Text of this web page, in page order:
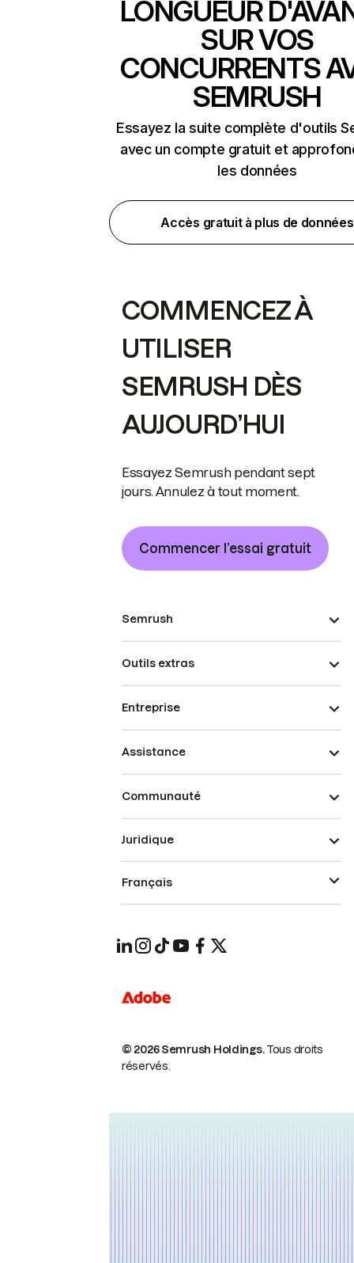
LONGUEUR
SUR VOS
CONCURRENTS
SEMRUSH
Essayez la suite complète d'outils
avec un compte gratuit et
les données
Accès gratuit à plus de données
COMMENCEZ À
UTILISER
SEMRUSH DÈS
AUJOURD’HUI
Essayez Semrush pendant sept
jours. Annulez à tout moment.
Commencer l’essai gratuit
Semrush
Outils extras
Entreprise
Assistance
Communauté
© 2026 Semrush Holdings.Tous droits
réservés.
Juridique
Français